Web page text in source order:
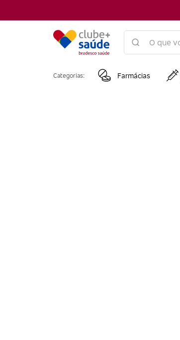
Categorias: Farmácias